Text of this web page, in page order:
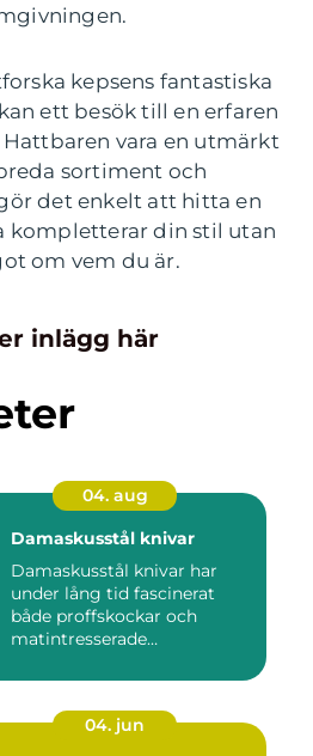
kepsens fantastiska
ett besök till en erfaren
vara en utmärkt
sortiment och
det enkelt att hitta en
kompletterar din stil utan
om vem du är.
inlägg här
04. aug
Damaskusstål knivar
Damaskusstål knivar har
under lång tid fascinerat
både proffskockar och
matintresserade
04. jun